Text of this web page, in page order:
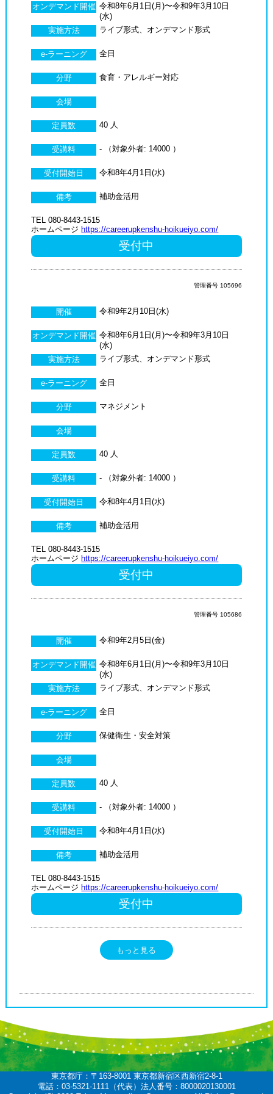
オンデマンド開催 令和8年6月1日(月)〜令和9年3月10日
(水)
実施方法
ライブ形式、オンデマンド形式
e-ラーニング 全日
分野 食育・アレルギー対応
会場
定員数 40 人
受講料 - （対象外者: 14000 ）
受付開始日 令和8年4月1日(水)
備考 補助金活用
TEL 080-8443-1515
ホームページ https://careerupkenshu-hoikueiyo.com/
受付中
開催 令和9年2月10日(水)
オンデマンド開催 令和8年6月1日(月)〜令和9年3月10日
(水)
実施方法
ライブ形式、オンデマンド形式
e-ラーニング 全日
分野 マネジメント
会場
定員数 40 人
受講料 - （対象外者: 14000 ）
受付開始日 令和8年4月1日(水)
備考 補助金活用
TEL 080-8443-1515
ホームページ https://careerupkenshu-hoikueiyo.com/
受付中
管理番号 105696
開催 令和9年2月5日(金)
オンデマンド開催 令和8年6月1日(月)〜令和9年3月10日
(水)
実施方法
ライブ形式、オンデマンド形式
e-ラーニング 全日
分野 保健衛生・安全対策
会場
定員数 40 人
受講料 - （対象外者: 14000 ）
受付開始日 令和8年4月1日(水)
備考 補助金活用
TEL 080-8443-1515
ホームページ https://careerupkenshu-hoikueiyo.com/
受付中
管理番号 105686
もっと見る
東京都庁：〒163-8001 東京都新宿区西新宿2-8-1
電話：03-5321-1111（代表）法人番号：8000020130001